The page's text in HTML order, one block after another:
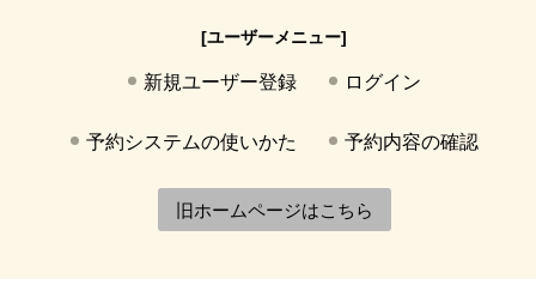
[ユーザーメニュー]
新規ユーザー登録 ログイン
予約システムの使いかた 予約内容の確認
旧ホームページはこちら